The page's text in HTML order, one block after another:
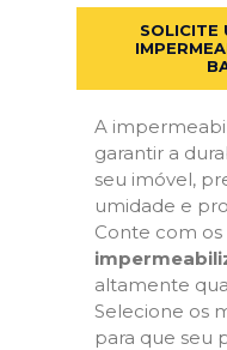
SOLICITE
A
garantir a
seu imóvel,
umidade e
Conte com os
altamente
Selecione os
para que seu